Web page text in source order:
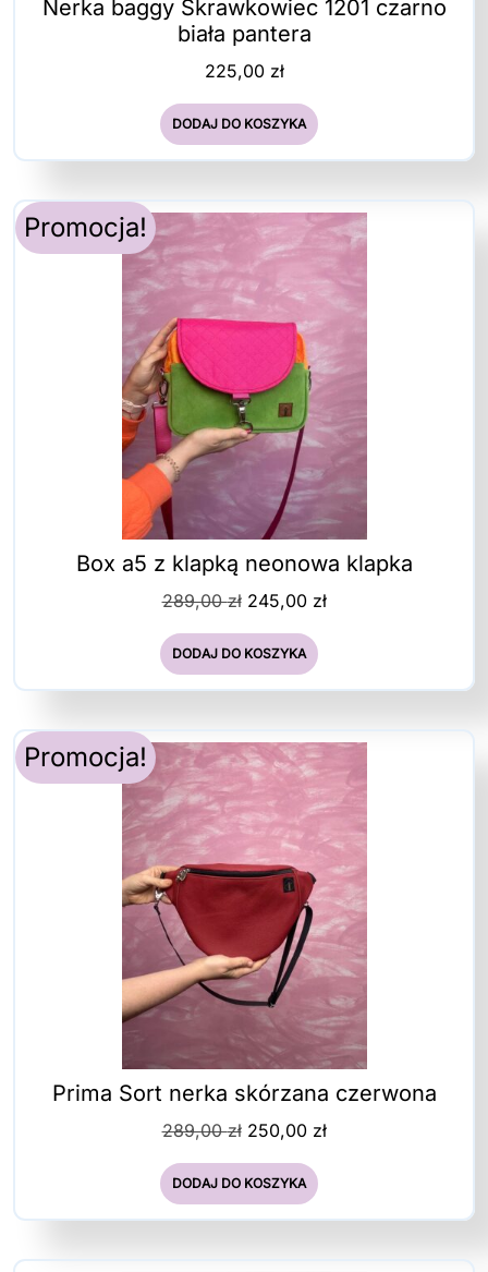
Nerka baggy Skrawkowiec 1201 czarno
biała pantera
225,00 zł
DODAJ DO KOSZYKA
Promocja!
Box a5 z klapką neonowa klapka
289,00zł Pierwotna
wynosiła:
289,00 zł.
245,00 złAktualna
DODAJ DO KOSZYKA
Promocja!
Prima Sort nerka skórzana czerwona
289,00zł Pierwotna
wynosiła:
289,00 zł.
250,00 złAktualna
DODAJ DO KOSZYKA